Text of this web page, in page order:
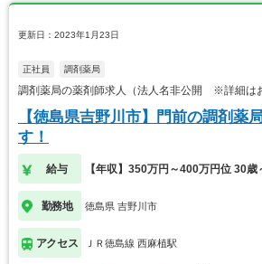
更新日：2023年1月23日
正社員 調剤薬局
調剤薬局の薬剤師求人（法人名非公開 ※詳細は
【徳島県吉野川市】門前の調剤薬
す！
給与 【年収】350万円～400万円位 30歳
勤務地 徳島県 吉野川市
アクセス ＪＲ徳島線 西麻植駅